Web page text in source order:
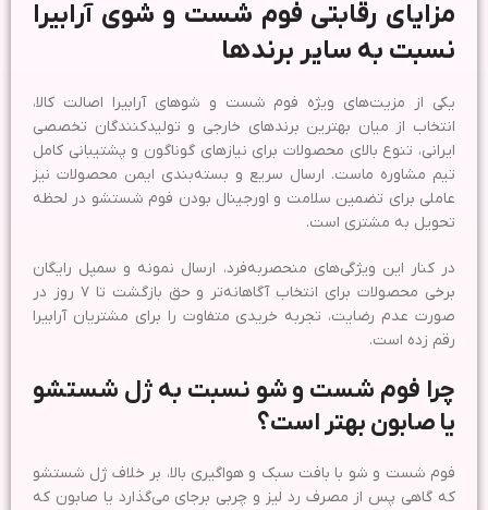
مزایای رقابتی فوم شست و شوی آرابیرا
نسبت به سایر برندها
یکی از مزیت‌های ویژه فوم شست و شوهای آرابیرا اصالت کالا،
انتخاب از میان بهترین برندهای خارجی و تولیدکنندگان تخصصی
ایرانی، تنوع بالای محصولات برای نیازهای گوناگون و پشتیبانی کامل
تیم مشاوره ماست. ارسال سریع و بسته‌بندی ایمن محصولات نیز
عاملی برای تضمین سلامت و اورجینال بودن فوم شستشو در لحظه
تحویل به مشتری است.
در کنار این ویژگی‌های منحصر‌به‌فرد، ارسال نمونه و سمپل رایگان
برخی محصولات برای انتخاب آگاهانه‌تر و حق بازگشت تا ۷ روز در
صورت عدم رضایت، تجربه خریدی متفاوت را برای مشتریان آرابیرا
رقم زده است.
چرا فوم شست و شو نسبت به ژل شستشو
یا صابون بهتر است؟
فوم شست و شو با بافت سبک و هواگیری بالا، بر خلاف ژل شستشو
که گاهی پس از مصرف رد لیز و چربی برجای می‌گذارد یا صابون که